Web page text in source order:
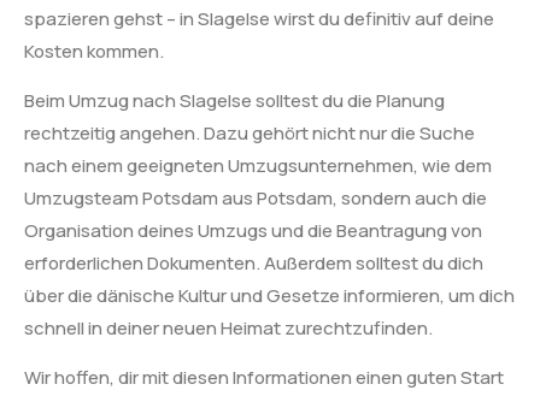
spazieren gehst – in Slagelse wirst du definitiv auf deine
Kosten kommen.
Beim Umzug nach Slagelse solltest du die Planung
rechtzeitig angehen. Dazu gehört nicht nur die Suche
nach einem geeigneten Umzugsunternehmen, wie dem
Umzugsteam Potsdam aus Potsdam, sondern auch die
Organisation deines Umzugs und die Beantragung von
erforderlichen Dokumenten. Außerdem solltest du dich
über die dänische Kultur und Gesetze informieren, um dich
schnell in deiner neuen Heimat zurechtzufinden.
Wir hoffen, dir mit diesen Informationen einen guten Start